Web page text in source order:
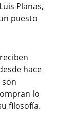
Planas,
puesto
hace
lo
filosofía.